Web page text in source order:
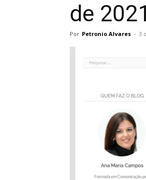
de 2021
Por Petronio Alvares - 3